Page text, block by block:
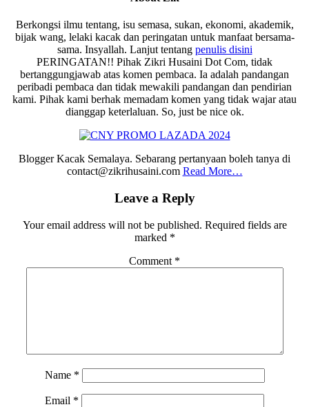
Berkongsi ilmu tentang, isu semasa, sukan, ekonomi, akademik,
bijak wang, lelaki kacak dan peringatan untuk manfaat bersama-
sama. Insyallah. Lanjut tentang penulis disini
PERINGATAN!! Pihak Zikri Husaini Dot Com, tidak
bertanggungjawab atas komen pembaca. Ia adalah pandangan
peribadi pembaca dan tidak mewakili pandangan dan pendirian
kami. Pihak kami berhak memadam komen yang tidak wajar atau
dianggap keterlaluan. So, just be nice ok.
Blogger Kacak Semalaya. Sebarang pertanyaan boleh tanya di
contact@zikrihusaini.com Read More…
Leave a Reply
Your email address will not be published. Required fields are
marked *
Comment *
Name *
Email *